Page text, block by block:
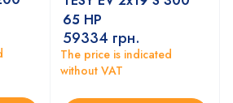
65 HP
59334 грн.
The price is indicated
without VAT